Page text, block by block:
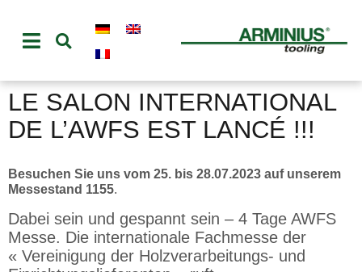
LE SALON INTERNATIONAL
DE L’AWFS EST LANCÉ !!!
Besuchen Sie uns vom 25. bis 28.07.2023 auf unserem
Messestand 1155.
Dabei sein und gespannt sein – 4 Tage AWFS
Messe. Die internationale Fachmesse der
« Vereinigung der Holzverarbeitungs- und